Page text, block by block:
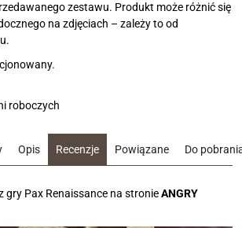
zestawu. Produkt może różnić się
na zdjęciach – zależy to od
roboczych
Opis Recenzje Powiązane Do
gry Pax Renaissance na stronieANGRY